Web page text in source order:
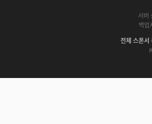
서버
백업
전체 스폰서